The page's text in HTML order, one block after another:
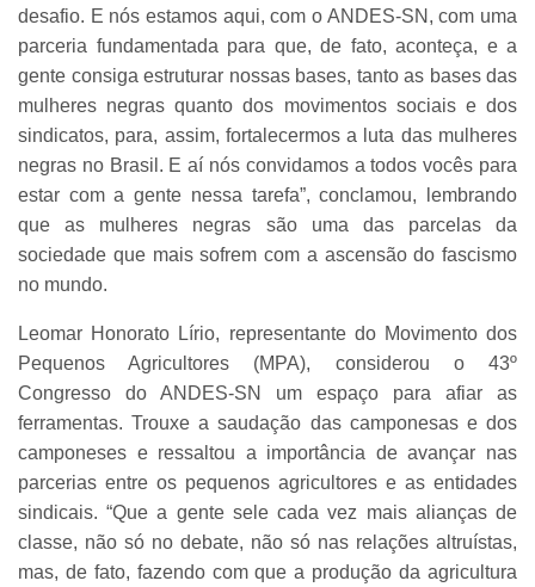
desafio. E nós estamos aqui, com o ANDES-SN, com uma
parceria fundamentada para que, de fato, aconteça, e a
gente consiga estruturar nossas bases, tanto as bases das
mulheres negras quanto dos movimentos sociais e dos
sindicatos, para, assim, fortalecermos a luta das mulheres
negras no Brasil. E aí nós convidamos a todos vocês para
estar com a gente nessa tarefa”, conclamou, lembrando
que as mulheres negras são uma das parcelas da
sociedade que mais sofrem com a ascensão do fascismo
no mundo.
Leomar Honorato Lírio, representante do Movimento dos
Pequenos Agricultores (MPA), considerou o 43º
Congresso do ANDES-SN um espaço para afiar as
ferramentas. Trouxe a saudação das camponesas e dos
camponeses e ressaltou a importância de avançar nas
parcerias entre os pequenos agricultores e as entidades
sindicais. “Que a gente sele cada vez mais alianças de
classe, não só no debate, não só nas relações altruístas,
mas, de fato, fazendo com que a produção da agricultura